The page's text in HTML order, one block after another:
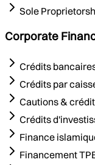
Sole
Corporate
Crédits
Crédits par
Cautions &
Crédits
Finance
Financement